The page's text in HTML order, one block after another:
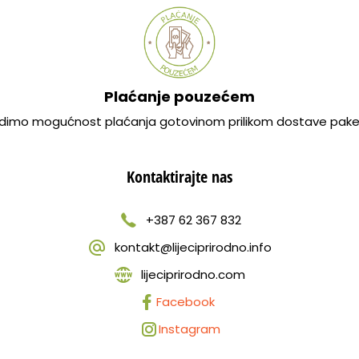
Plaćanje pouzećem
mogućnost plaćanja gotovinom prilikom dostave
Kontaktirajte nas
+387 62 367 832
kontakt@lijeciprirodno.info
lijeciprirodno.com
Facebook
Instagram